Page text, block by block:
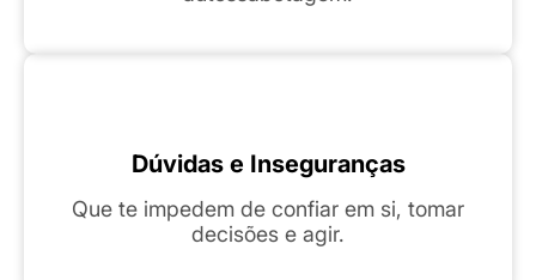
Dúvidas e Inseguranças
Que te impedem de confiar em si, tomar
decisões e agir.